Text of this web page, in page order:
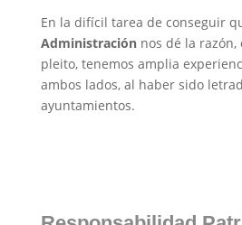
En la difícil tarea de conseguir
Administraciónnos dé la razón,
pleito, tenemos amplia
ambos lados, al haber sido
ayuntamientos.